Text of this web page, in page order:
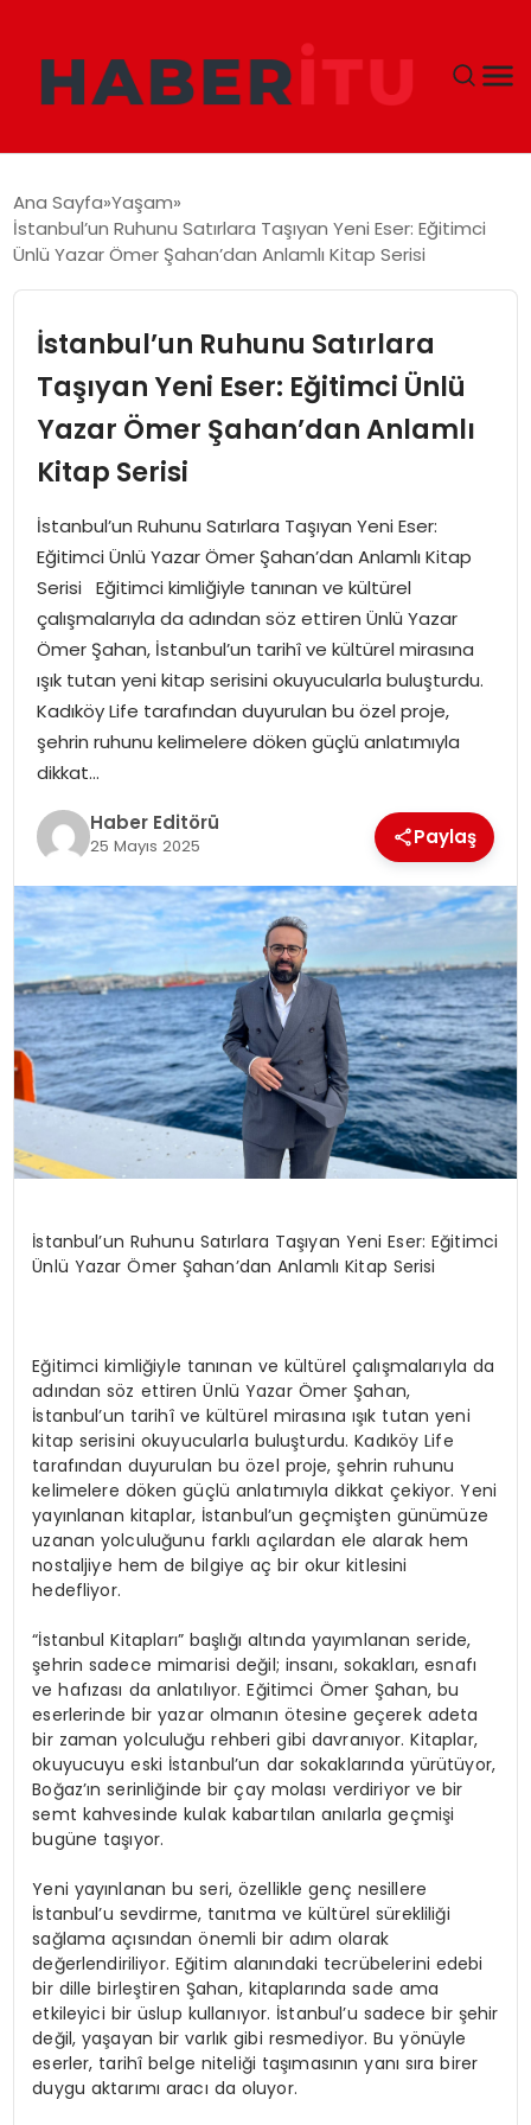
DÜNYA
TEKNOLOJI
MAGAZIN
SPOR
YAŞAM
Ana Sayfa Yaşam
İstanbul’un Ruhunu Satırlara Taşıyan Yeni Eser: Eğitimci
Ünlü Yazar Ömer Şahan’dan Anlamlı Kitap Serisi
İstanbul’un Ruhunu Satırlara
Taşıyan Yeni Eser: Eğitimci Ünlü
Yazar Ömer Şahan’dan Anlamlı
Kitap Serisi
İstanbul’un Ruhunu Satırlara Taşıyan Yeni Eser:
Eğitimci Ünlü Yazar Ömer Şahan’dan Anlamlı Kitap
Serisi Eğitimci kimliğiyle tanınan ve kültürel
çalışmalarıyla da adından söz ettiren Ünlü Yazar
Ömer Şahan, İstanbul’un tarihî ve kültürel mirasına
ışık tutan yeni kitap serisini okuyucularla buluşturdu.
Kadıköy Life tarafından duyurulan bu özel proje,
şehrin ruhunu kelimelere döken güçlü anlatımıyla
dikkat…
Haber Editörü
25 Mayıs 2025 Paylaş
İstanbul’un Ruhunu Satırlara Taşıyan Yeni Eser: Eğitimci
Ünlü Yazar Ömer Şahan’dan Anlamlı Kitap Serisi
Eğitimci kimliğiyle tanınan ve kültürel çalışmalarıyla da
adından söz ettiren Ünlü Yazar Ömer Şahan,
İstanbul’un tarihî ve kültürel mirasına ışık tutan yeni
kitap serisini okuyucularla buluşturdu. Kadıköy Life
tarafından duyurulan bu özel proje, şehrin ruhunu
kelimelere döken güçlü anlatımıyla dikkat çekiyor. Yeni
yayınlanan kitaplar, İstanbul’un geçmişten günümüze
uzanan yolculuğunu farklı açılardan ele alarak hem
nostaljiye hem de bilgiye aç bir okur kitlesini
hedefliyor.
“İstanbul Kitapları” başlığı altında yayımlanan seride,
şehrin sadece mimarisi değil; insanı, sokakları, esnafı
ve hafızası da anlatılıyor. Eğitimci Ömer Şahan, bu
eserlerinde bir yazar olmanın ötesine geçerek adeta
bir zaman yolculuğu rehberi gibi davranıyor. Kitaplar,
okuyucuyu eski İstanbul’un dar sokaklarında yürütüyor,
Boğaz’ın serinliğinde bir çay molası verdiriyor ve bir
semt kahvesinde kulak kabartılan anılarla geçmişi
bugüne taşıyor.
Yeni yayınlanan bu seri, özellikle genç nesillere
İstanbul’u sevdirme, tanıtma ve kültürel sürekliliği
sağlama açısından önemli bir adım olarak
değerlendiriliyor. Eğitim alanındaki tecrübelerini edebi
bir dille birleştiren Şahan, kitaplarında sade ama
etkileyici bir üslup kullanıyor. İstanbul’u sadece bir şehir
değil, yaşayan bir varlık gibi resmediyor. Bu yönüyle
eserler, tarihî belge niteliği taşımasının yanı sıra birer
duygu aktarımı aracı da oluyor.